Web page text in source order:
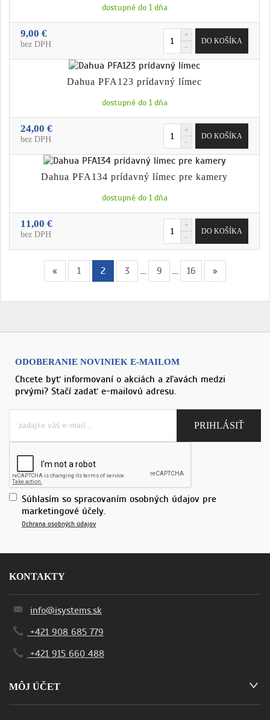
dostupné do 1 dňa
9,00 €
bez DPH
Dahua PFA123 prídavný límec
dostupné do 1 dňa
24,00 €
bez DPH
Dahua PFA134 prídavný límec pre kamery
dostupné do 1 dňa
11,00 €
bez DPH
« 1 2 3 … 9 … 16 »
ODOBERANIE NOVINIEK E-MAILOM
Chcete byť informovaní o akciách a zľavách medzi
prvými? Stačí zadať e-mailovú adresu.
Súhlasím so spracovaním osobných údajov pre
marketingové účely.
Ochrana osobných údajov
KONTAKTY
info@isystems.sk
+421 908 685 779
+421 915 660 488
MÔJ ÚČET